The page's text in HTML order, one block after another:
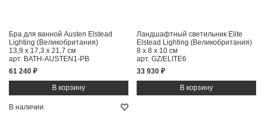
Бра для ванной Austen Elstead
Lighting (Великобритания)
13,9 x 17,3 x 21,7 см
арт. BATH-AUSTEN1-PB
61 240 ₽
Ландшафтный светильник Elite
Elstead Lighting (Великобритания)
8 x 8 x 10 см
арт. GZ/ELITE6
33 930 ₽
В наличии